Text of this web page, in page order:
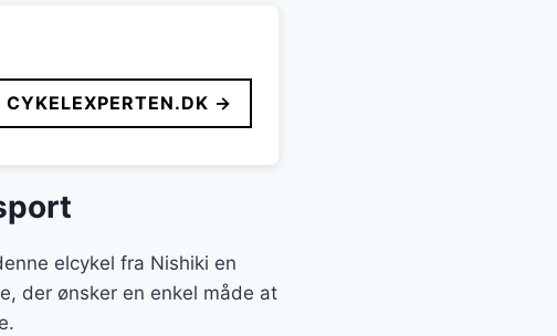
CYKELEXPERTEN.DK →
elcykel fra Nishiki en
der ønsker en enkel måde at